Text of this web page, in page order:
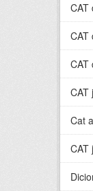
CAT
CAT
CAT
CAT
Cat
CAT